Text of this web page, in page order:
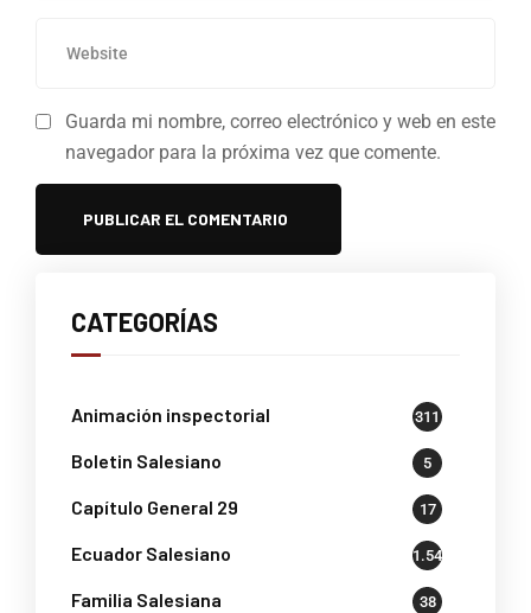
Guarda mi nombre, correo electrónico y web en este
navegador para la próxima vez que comente.
CATEGORÍAS
Animación inspectorial 311
Boletin Salesiano 5
Capítulo General 29 17
Ecuador Salesiano 1.541
Familia Salesiana 38